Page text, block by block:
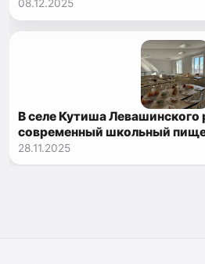
08.12.2025
В селе Кутиша Левашинского
современный школьный
реконструкции
28.11.2025